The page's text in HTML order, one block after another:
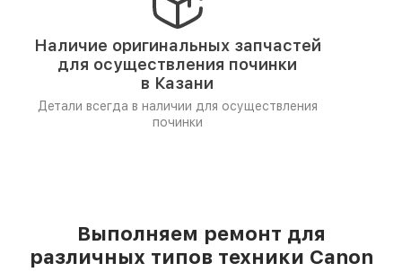
Наличие оригинальных запчастей
для осуществления починки
в Казани
Детали всегда в наличии для осуществления
починки
Выполняем ремонт для
различных типов техники Canon